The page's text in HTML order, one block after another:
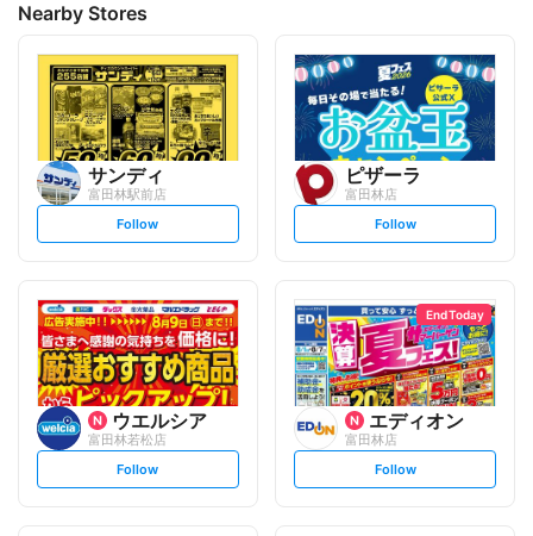
Nearby Stores
サンディ
富田林駅前店
s
l
o
w
Follow
ピザーラ
富田林店
s
l
o
w
Follow
ウエルシア
富田林若松店
s
Follow
End Today
エディオン
富田林店
s
Follow